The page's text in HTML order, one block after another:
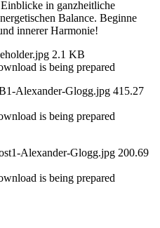
in ganzheitliche
Balance. Beginne
innerer Harmonie!
2.1 KB
is being prepared
Alexander-Glogg.jpg 415.27
is being prepared
Alexander-Glogg.jpg 200.69
is being prepared